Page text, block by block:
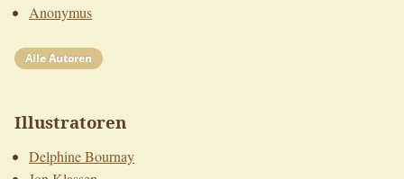
Anonymus
Alle Autoren
Illustratoren
Delphine Bournay